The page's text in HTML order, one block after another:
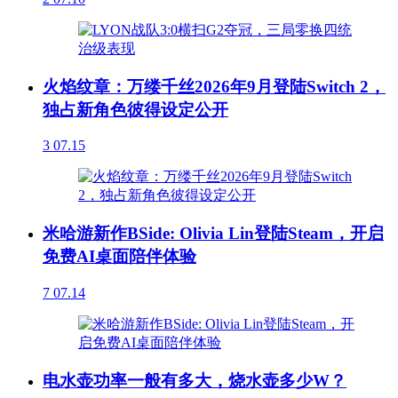
火焰纹章：万缕千丝2026年9月登陆Switch 2，
独占新角色彼得设定公开
3 07.15
米哈游新作BSide: Olivia Lin登陆Steam，开启
免费AI桌面陪伴体验
7 07.14
电水壶功率一般有多大，烧水壶多少W？